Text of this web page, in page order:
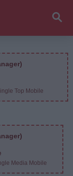
Top Mobile
Media Mobile